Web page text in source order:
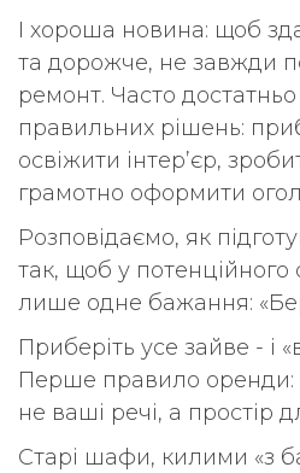
І хороша новина: щоб
та дорожче, не завжди
ремонт. Часто достатньо
правильних рішень:
освіжити інтер’єр,
грамотно оформити
Розповідаємо, як
так, щоб у
лише одне бажання:
Приберіть усе зайве - і
Перше правило
не ваші речі, а простір
Старі шафи, килими «з